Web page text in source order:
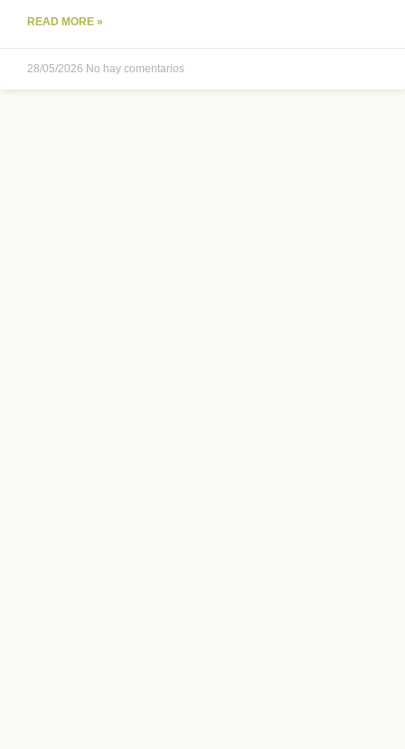
READ MORE »
28/05/2026 No hay comentarios